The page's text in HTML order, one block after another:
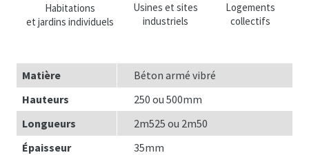
Habitations
et jardins individuels
Usines et sites
industriels
Logements
collectifs
Matière
Béton armé vibré
Hauteurs
250 ou 500mm
Longueurs
2m525 ou 2m50
Épaisseur
35mm